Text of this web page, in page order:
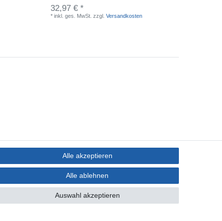
32,97 € *
*inkl. ges. MwSt. zzgl.Versandkosten
Alle akzeptieren
Alle ablehnen
Auswahl akzeptieren